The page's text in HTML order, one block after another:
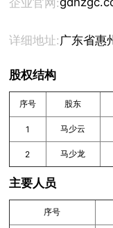
详细地址: 广东省惠
股权结构
序号 股东
1 马少云
2 马少龙
主要人员
序号